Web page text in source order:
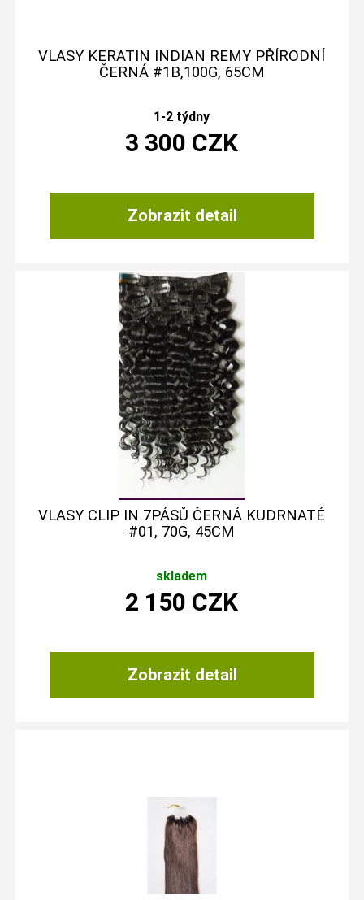
VLASY KERATIN INDIAN REMY PŘÍRODNÍ
ČERNÁ #1B,100G, 65CM
1-2 týdny
Zobrazit detail
3 300 CZK
VLASY CLIP IN 7PÁSŮ ČERNÁ KUDRNATÉ
#01, 70G, 45CM
skladem
Zobrazit detail
2 150 CZK